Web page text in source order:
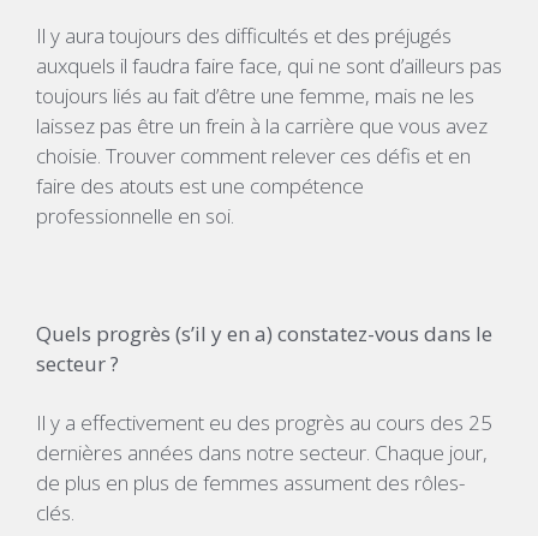
Il y aura toujours des difficultés et des préjugés
auxquels il faudra faire face, qui ne sont d’ailleurs pas
toujours liés au fait d’être une femme, mais ne les
laissez pas être un frein à la carrière que vous avez
choisie. Trouver comment relever ces défis et en
faire des atouts est une compétence
professionnelle en soi.
Quels progrès (s’il y en a) constatez-vous dans le
secteur ?
Il y a effectivement eu des progrès au cours des 25
dernières années dans notre secteur. Chaque jour,
de plus en plus de femmes assument des rôles-
clés.